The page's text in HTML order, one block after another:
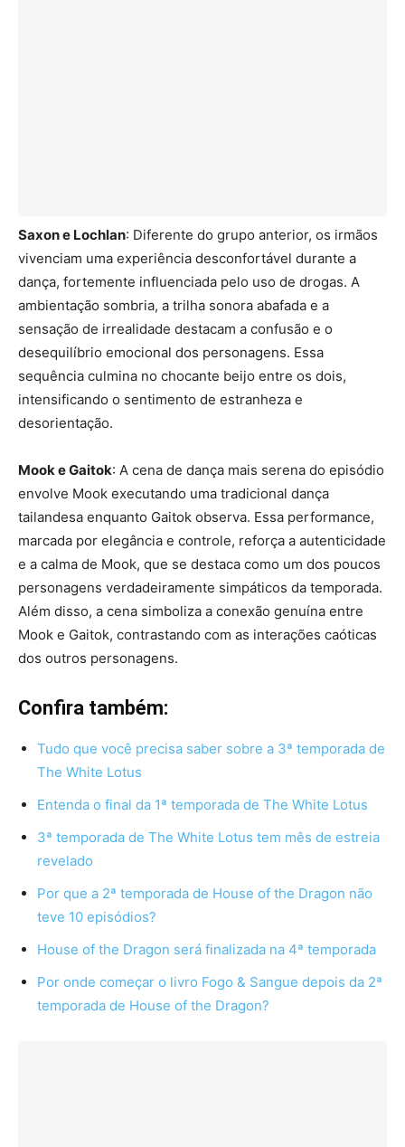
Saxon e Lochlan: Diferente do grupo anterior, os irmãos
vivenciam uma experiência desconfortável durante a
dança, fortemente influenciada pelo uso de drogas. A
ambientação sombria, a trilha sonora abafada e a
sensação de irrealidade destacam a confusão e o
desequilíbrio emocional dos personagens. Essa
sequência culmina no chocante beijo entre os dois,
intensificando o sentimento de estranheza e
desorientação.
Mook e Gaitok: A cena de dança mais serena do episódio
envolve Mook executando uma tradicional dança
tailandesa enquanto Gaitok observa. Essa performance,
marcada por elegância e controle, reforça a autenticidade
e a calma de Mook, que se destaca como um dos poucos
personagens verdadeiramente simpáticos da temporada.
Além disso, a cena simboliza a conexão genuína entre
Mook e Gaitok, contrastando com as interações caóticas
dos outros personagens.
Confira também:
Tudo que você precisa saber sobre a 3ª temporada de
The White Lotus
Entenda o final da 1ª temporada de The White Lotus
3ª temporada de The White Lotus tem mês de estreia
revelado
Por que a 2ª temporada de House of the Dragon não
teve 10 episódios?
House of the Dragon será finalizada na 4ª temporada
Por onde começar o livro Fogo & Sangue depois da 2ª
temporada de House of the Dragon?